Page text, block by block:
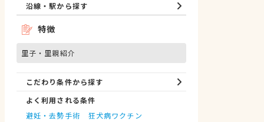
沿線・駅から探す
特徴
里子・里親紹介
こだわり条件から探す
よく利用される条件
避妊・去勢手術
狂犬病ワクチン